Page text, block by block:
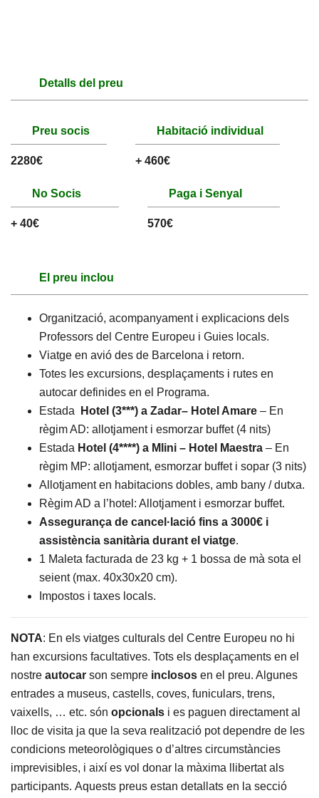
Detalls del preu
Preu socis
2280€
Habitació individual
+ 460€
No Socis
+ 40€
Paga i Senyal
570€
El preu inclou
Organització, acompanyament i explicacions dels
Professors del Centre Europeu i Guies locals.
Viatge en avió des de Barcelona i retorn.
Totes les excursions, desplaçaments i rutes en
autocar definides en el Programa.
Estada
Hotel (3***) a Zadar– Hotel Amare – En
règim AD: allotjament i esmorzar buffet (4 nits)
Estada Hotel (4****) a Mlini – Hotel Maestra – En
règim MP: allotjament, esmorzar buffet i sopar (3 nits)
Allotjament en habitacions dobles, amb bany / dutxa.
Règim AD a l’hotel: Allotjament i esmorzar buffet.
Assegurança de cancel·lació fins a 3000€ i
assistència sanitària durant el viatge.
1 Maleta facturada de 23 kg + 1 bossa de mà sota el
seient (max. 40x30x20 cm).
Impostos i taxes locals.
NOTA: En els viatges culturals del Centre Europeu no hi
han excursions facultatives. Tots els desplaçaments en el
nostre autocar son sempre inclosos en el preu. Algunes
entrades a museus, castells, coves, funiculars, trens,
vaixells, … etc. són opcionals i es paguen directament al
lloc de visita ja que la seva realització pot dependre de les
condicions meteorològiques o d’altres circumstàncies
imprevisibles, i així es vol donar la màxima llibertat als
participants. Aquests preus estan detallats en la secció